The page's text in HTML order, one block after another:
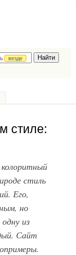
везде
стиле:
стиль
Его,
но
из
Сайт